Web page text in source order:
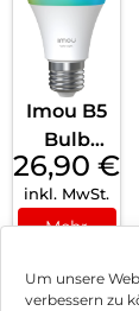
Um unsere
verbessern zu
Imou B5
Bulb
Weiß
26,90 €
inkl. MwSt.
Mehr